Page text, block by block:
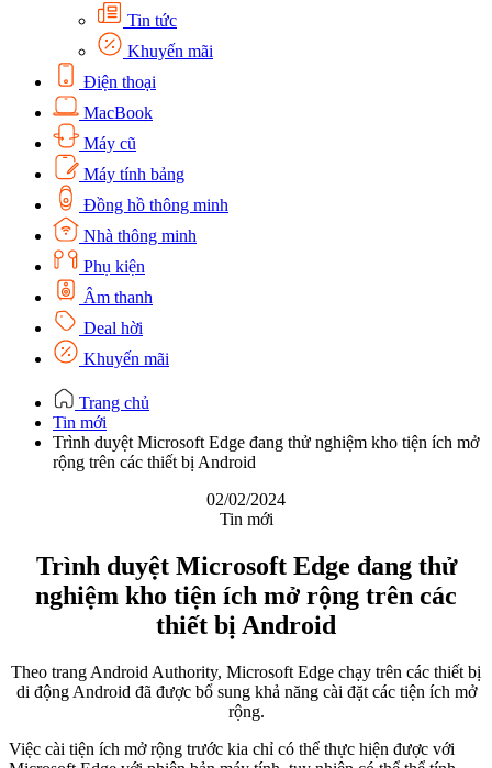
Tin tức
Khuyến mãi
Điện thoại
MacBook
Máy cũ
Máy tính bảng
Đồng hồ thông minh
Nhà thông minh
Phụ kiện
Âm thanh
Deal hời
Khuyến mãi
Trang chủ
Tin mới
Trình duyệt Microsoft Edge đang thử nghiệm kho tiện ích mở
rộng trên các thiết bị Android
02/02/2024
Tin mới
Trình duyệt Microsoft Edge đang thử
nghiệm kho tiện ích mở rộng trên các
thiết bị Android
Theo trang Android Authority, Microsoft Edge chạy trên các thiết bị
di động Android đã được bổ sung khả năng cài đặt các tiện ích mở
rộng.
Việc cài tiện ích mở rộng trước kia chỉ có thể thực hiện được với